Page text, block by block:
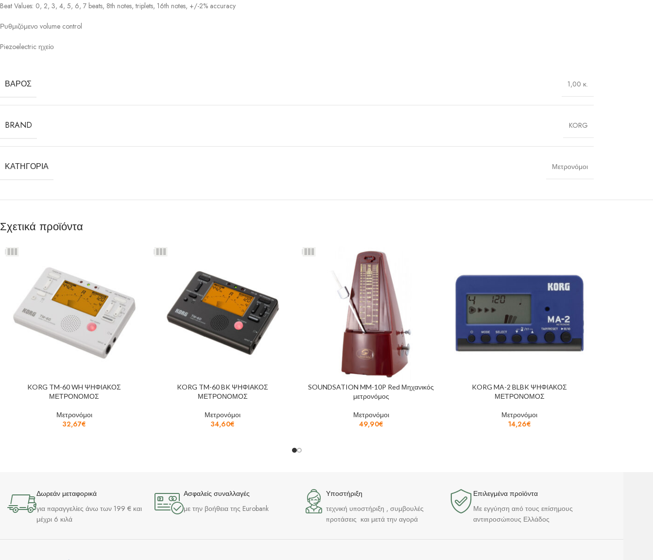
Beat Values: 0, 2, 3, 4, 5, 6, 7 beats, 8th notes, triplets, 16th notes, +/-2% accuracy
Ρυθμιζόμενο volume control
Piezoelectric ηχείο
ΒΆΡΟΣ 1,00 κ.
BRAND KORG
ΚΑΤΗΓΟΡΊΑ Μετρονόμοι
Σχετικά προϊόντα
KORG TM-60 WH ΨΗΦΙΑΚΟΣ
ΜΕΤΡΟΝΟΜΟΣ
Μετρονόμοι
32,67€
KORG TM-60 BK ΨΗΦΙΑΚΟΣ
ΜΕΤΡΟΝΟΜΟΣ
Μετρονόμοι
34,60€
SOUNDSATION MM-10P Red Μηχανικός
μετρονόμος
Μετρονόμοι
49,90€
KORG MA-2 BLBK ΨΗΦΙΑΚΟΣ
ΜΕΤΡΟΝΟΜΟΣ
Μετρονόμοι
14,26€
Δωρεάν μεταφορικά
για παραγγελίες άνω των 199 € και
μέχρι 6 κιλά
Ασφαλείς συναλλαγές
με την βοήθεια της Eurobank
Υποστήριξη
τεχνική υποστήριξη , συμβουλές
προτάσεις και μετά την αγορά
Επιλεγμένα προϊόντα​
Με εγγύηση από τους επίσημους
αντιπροσώπους Ελλάδος